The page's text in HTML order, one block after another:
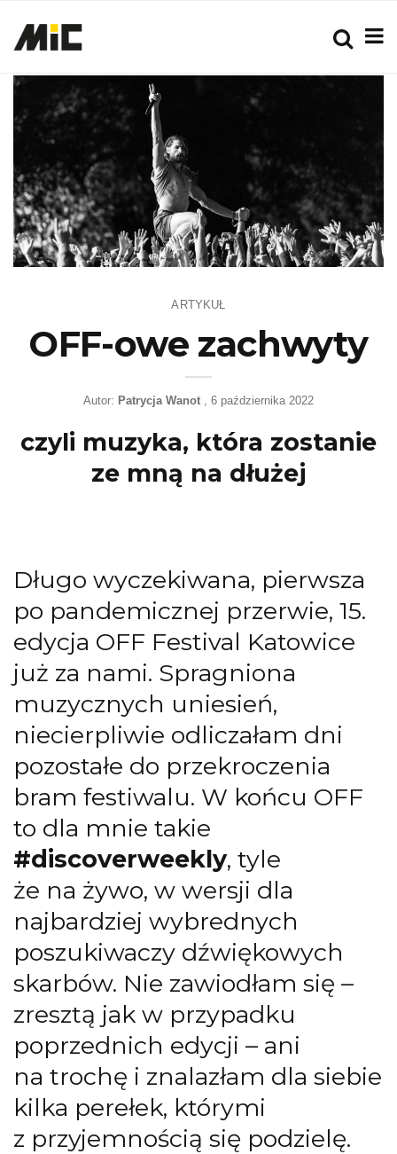
ARTYKUŁ
OFF-owe zachwyty
Autor: Patrycja Wanot 6 października 2022
czyli muzyka, która zostanie
ze mną na dłużej
Długo wyczekiwana, pierwsza
po pandemicznej przerwie, 15.
edycja OFF Festival Katowice
już za nami. Spragniona
muzycznych uniesień,
niecierpliwie odliczałam dni
pozostałe do przekroczenia
bram festiwalu. W końcu OFF
to dla mnie takie
#discoverweekly, tyle
że na żywo, w wersji dla
najbardziej wybrednych
poszukiwaczy dźwiękowych
skarbów. Nie zawiodłam się –
zresztą jak w przypadku
poprzednich edycji – ani
na trochę i znalazłam dla siebie
kilka perełek, którymi
z przyjemnością się podzielę.